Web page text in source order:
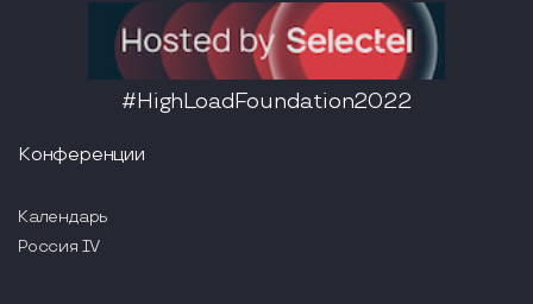
Конференции
Календарь
Россия IV
#HighLoadFoundation2022